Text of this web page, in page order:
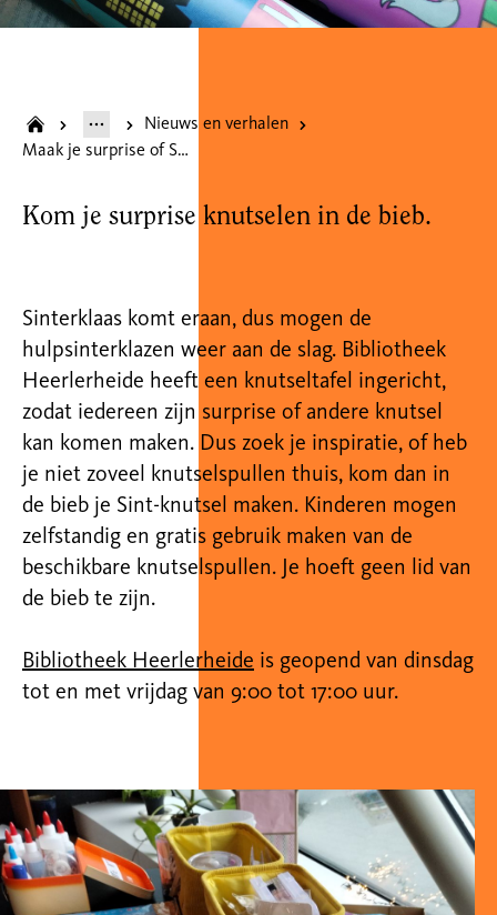
Nieuws en verhalen
Maak je surprise of Sinterklaasknutsel bij de bieb
Kom je surprise knutselen in de bieb.
Sinterklaas komt eraan, dus mogen de
hulpsinterklazen weer aan de slag. Bibliotheek
Heerlerheide heeft een knutseltafel ingericht,
zodat iedereen zijn surprise of andere knutsel
kan komen maken. Dus zoek je inspiratie, of heb
je niet zoveel knutselspullen thuis, kom dan in
de bieb je Sint-knutsel maken. Kinderen mogen
zelfstandig en gratis gebruik maken van de
beschikbare knutselspullen. Je hoeft geen lid van
de bieb te zijn.
Bibliotheek Heerlerheide is geopend van dinsdag
tot en met vrijdag van 9:00 tot 17:00 uur.